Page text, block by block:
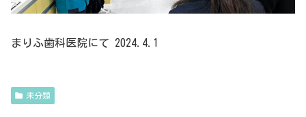
まりふ歯科医院にて 2024.4.1
未分類